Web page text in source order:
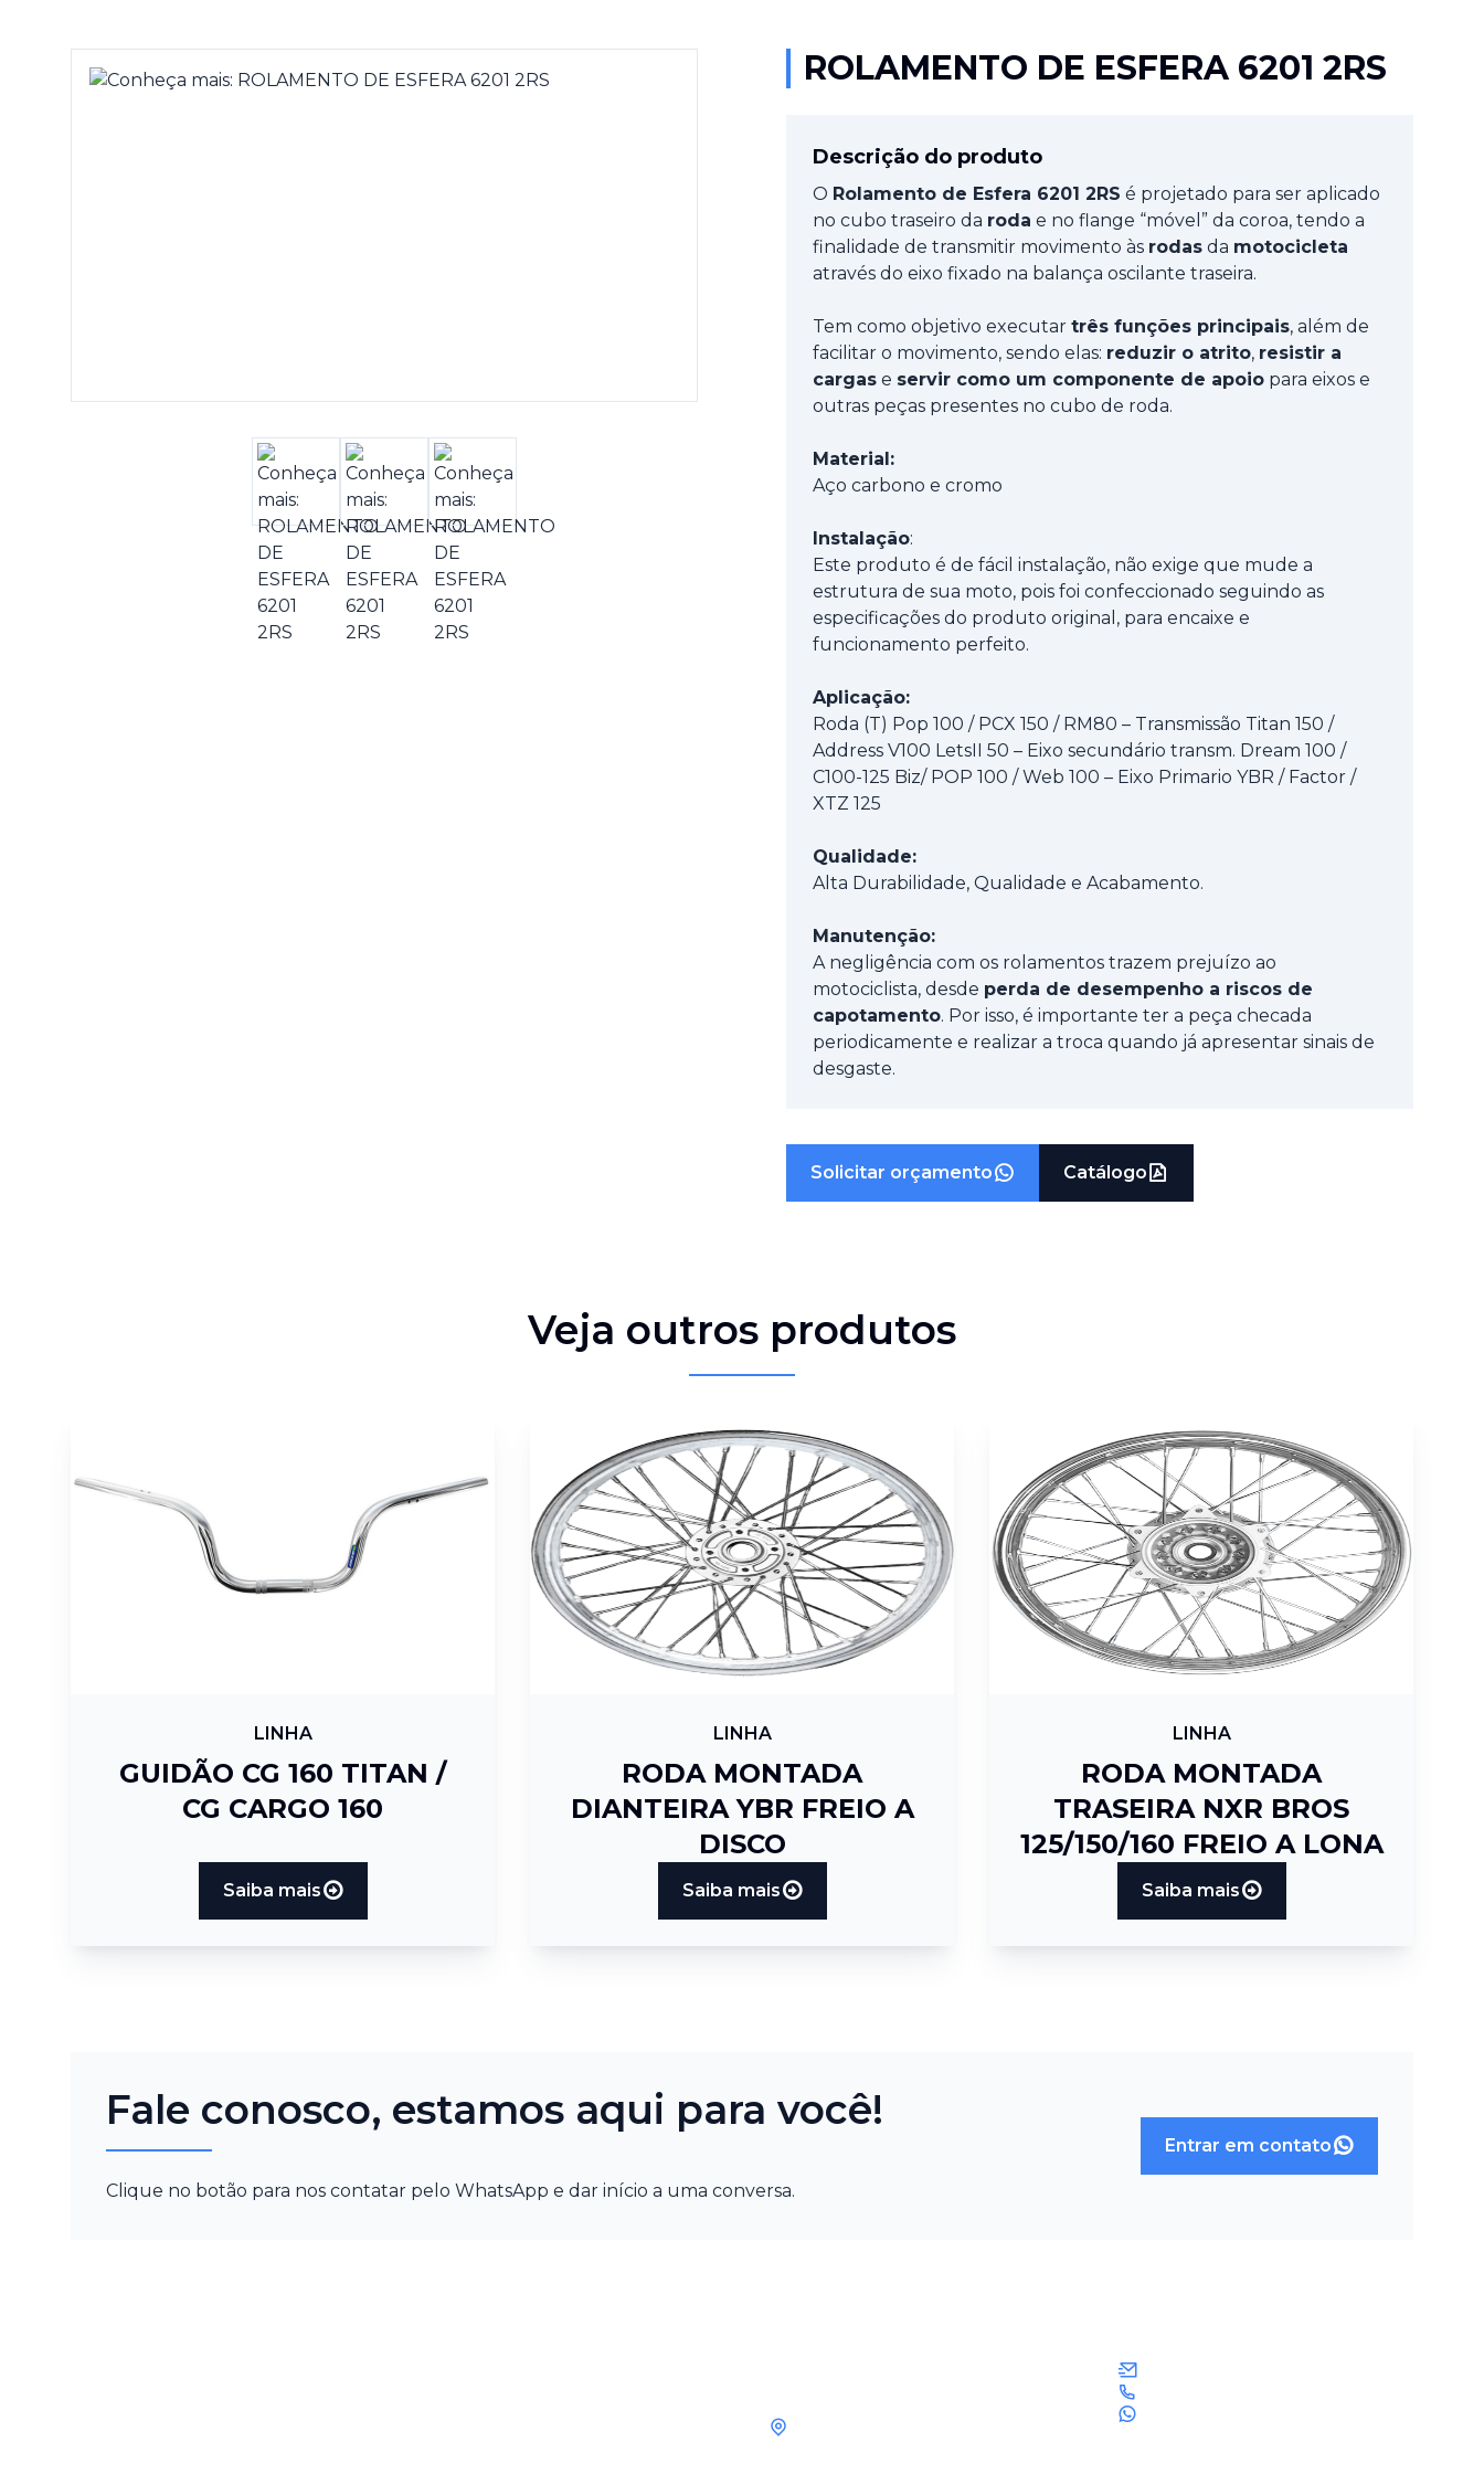
ROLAMENTO DE ESFERA 6201 2RS
Descrição do produto
O Rolamento de Esfera 6201 2RS é projetado para ser aplicado
no cubo traseiro da roda e no flange “móvel” da coroa, tendo a
finalidade de transmitir movimento às rodas da motocicleta
através do eixo fixado na balança oscilante traseira.
Tem como objetivo executar três funções principais, além de
facilitar o movimento, sendo elas: reduzir o atrito, resistir a
cargas e servir como um componente de apoio para eixos e
outras peças presentes no cubo de roda.
Material:
Aço carbono e cromo
Instalação:
Este produto é de fácil instalação, não exige que mude a
estrutura de sua moto, pois foi confeccionado seguindo as
especificações do produto original, para encaixe e
funcionamento perfeito.
Aplicação:
Roda (T) Pop 100 / PCX 150 / RM80 – Transmissão Titan 150 /
Address V100 LetsII 50 – Eixo secundário transm. Dream 100 /
C100-125 Biz/ POP 100 / Web 100 – Eixo Primario YBR / Factor /
XTZ 125
Qualidade:
Alta Durabilidade, Qualidade e Acabamento.
Manutenção:
A negligência com os rolamentos trazem prejuízo ao
motociclista, desde perda de desempenho a riscos de
capotamento. Por isso, é importante ter a peça checada
periodicamente e realizar a troca quando já apresentar sinais de
desgaste.
Solicitar orçamento Catálogo
Veja outros produtos
LINHA
GUIDÃO CG 160 TITAN /
CG CARGO 160
Saiba mais
LINHA
RODA MONTADA
DIANTEIRA YBR FREIO A
DISCO
Saiba mais
LINHA
RODA MONTADA
TRASEIRA NXR BROS
125/150/160 FREIO A LONA
Saiba mais
Fale conosco, estamos aqui para você!
Clique no botão para nos contatar pelo WhatsApp e dar início a uma conversa.
Entrar em contato